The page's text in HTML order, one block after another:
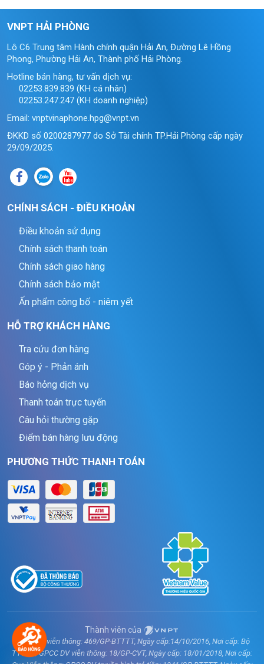
VNPT HẢI PHÒNG
Lô C6 Trung tâm Hành chính quận Hải An, Đường Lê Hồng
Phong, Phường Hải An, Thành phố Hải Phòng.
Hotline bán hàng, tư vấn dịch vụ:
02253.839.839 (KH cá nhân)
02253.247.247 (KH doanh nghiệp)
Email: vnptvinaphone.hpg@vnpt.vn
ĐKKD số 0200287977 do Sở Tài chính TP.Hải Phòng cấp ngày
29/09/2025.
CHÍNH SÁCH - ĐIỀU KHOẢN
Điều khoản sử dụng
Chính sách thanh toán
Chính sách giao hàng
Chính sách bảo mật
Ấn phẩm công bố - niêm yết
HỖ TRỢ KHÁCH HÀNG
Tra cứu đơn hàng
Góp ý - Phản ánh
Báo hỏng dịch vụ
Thanh toán trực tuyến
Câu hỏi thường gặp
Điểm bán hàng lưu động
PHƯƠNG THỨC THANH TOÁN
Thành viên của
GPCC DV viễn thông: 469/GP-BTTTT, Ngày cấp:14/10/2016, Nơi cấp: Bộ
TT&TT; GPCC DV viễn thông: 18/GP-CVT, Ngày cấp: 18/01/2018, Nơi cấp: